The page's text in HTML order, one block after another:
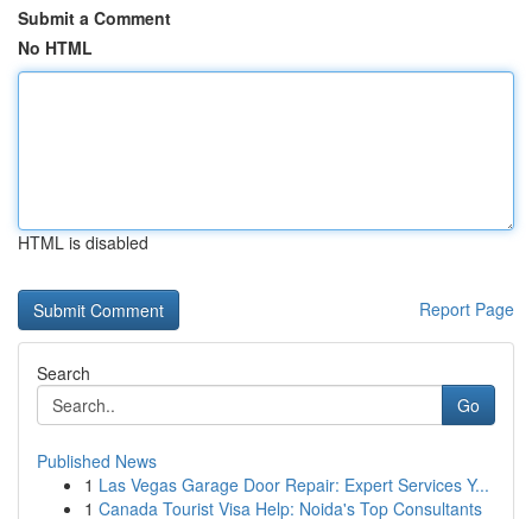
Submit a Comment
No HTML
HTML is disabled
Report Page
Search
Go
Published News
1 Las Vegas Garage Door Repair: Expert Services Y...
1 Canada Tourist Visa Help: Noida's Top Consultants